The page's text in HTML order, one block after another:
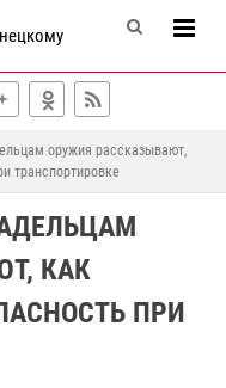
оружия рассказывают,
транспортировке
КАК
ПРИ